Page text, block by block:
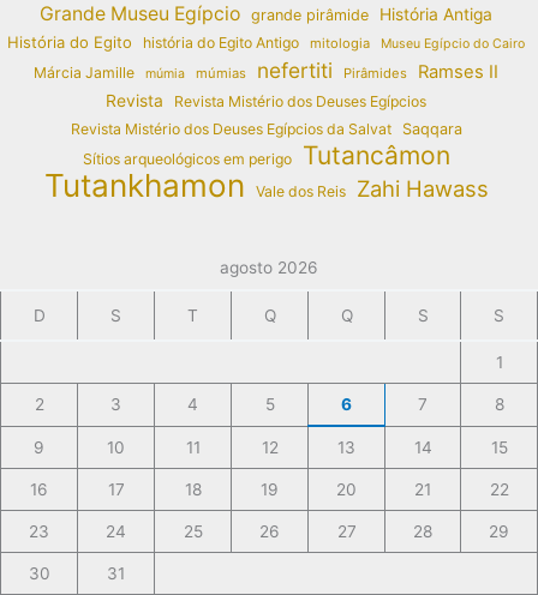
Grande Museu Egípcio grande pirâmide
História Antiga
História do Egito
história do Egito Antigo mitologia Museu Egípcio do Cairo
Márcia Jamille múmia múmias nefertiti Pirâmides Ramses II
Revista
Revista Mistério dos Deuses Egípcios
Revista Mistério dos Deuses Egípcios da Salvat
Saqqara
Sítios arqueológicos em perigo
Tutancâmon
Tutankhamon Vale dos Reis Zahi Hawass
agosto 2026
D S T Q Q S S
1
2 3 4 5 6 7 8
9 10 11 12 13 14 15
16 17 18 19 20 21 22
23 24 25 26 27 28 29
30 31